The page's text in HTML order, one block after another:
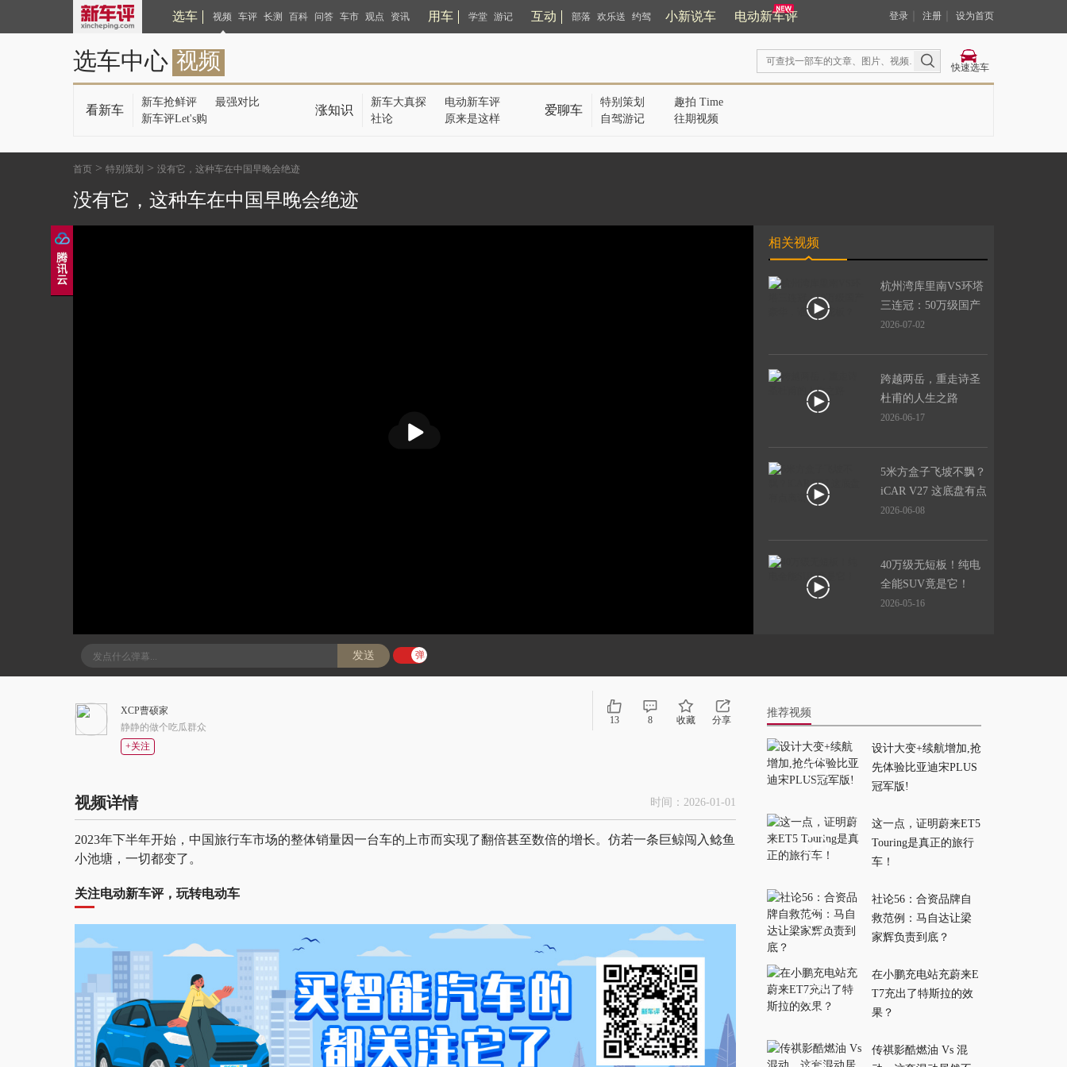
选车 视频 车评 长测 百科 问答 车市 观点 资讯 用车 学堂 游记 互动 部落 欢乐送 约驾 小新说车 电动新车评 登录 注册 设为首页
选车中心 视频 快速选车
看新车
新车抢鲜评
最强对比
新车评Let's购
涨知识
新车大真探
电动新车评
社论
原来是这样
爱聊车
特别策划
趣拍 Time
自驾游记
往期视频
首页 > 特别策划 > 没有它，这种车在中国早晚会绝迹
没有它，这种车在中国早晚会绝迹
发送 弹
放
相关视频
杭州湾库里南VS环塔
三连冠：50万级国产
豪华，谁是天花板？
2026-07-02
跨越两岳，重走诗圣
杜甫的人生之路
2026-06-17
5米方盒子飞坡不飘？
iCAR V27 这底盘有点
离谱了
2026-06-08
40万级无短板！纯电
全能SUV竟是它！
2026-05-16
一家N口亲测，豪华
零跑为何敢卖这么便
宜？
2026-04-06
真·空间魔术师！零跑
A10:我能装冰箱！绝
春运“BUG”解法：吃
省”返乡可行性！
2026-02-13
好看的方法！
XCP曹硕家
静静的做个吃瓜群众
+关注
13 8 收藏 分享
视频详情 时间：2026-01-01
2023年下半年开始，中国旅行车市场的整体销量因一台车的上市而实现了翻倍甚至数倍的增长。仿若一条巨鲸闯入鲶鱼
小池塘，一切都变了。
关注电动新车评，玩转电动车
推荐视频
设计大变+续航增加,抢
先体验比亚迪宋PLUS
冠军版!
这一点，证明蔚来ET5
Touring是真正的旅行
车！
社论56：合资品牌自
救范例：马自达让梁
家辉负责到底？
在小鹏充电站充蔚来E
T7充出了特斯拉的效
果？
传祺影酷燃油 Vs 混